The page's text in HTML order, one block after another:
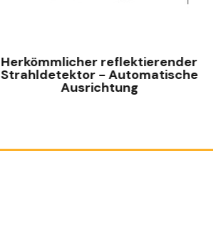
Herkömmlicher reflektierender
Strahldetektor - Automatische
Ausrichtung